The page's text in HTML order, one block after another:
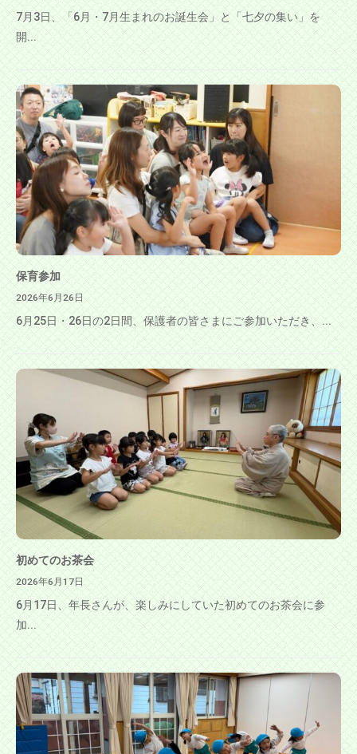
7月3日、「6月・7月生まれのお誕生会」と「七夕の集い」を
開...
保育参加
2026年6月26日
6月25日・26日の2日間、保護者の皆さまにご参加いただき、...
初めてのお茶会
2026年6月17日
6月17日、年長さんが、楽しみにしていた初めてのお茶会に参
加...